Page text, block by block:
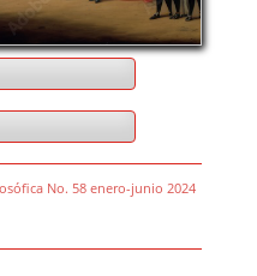
No. 58 enero-junio 2024